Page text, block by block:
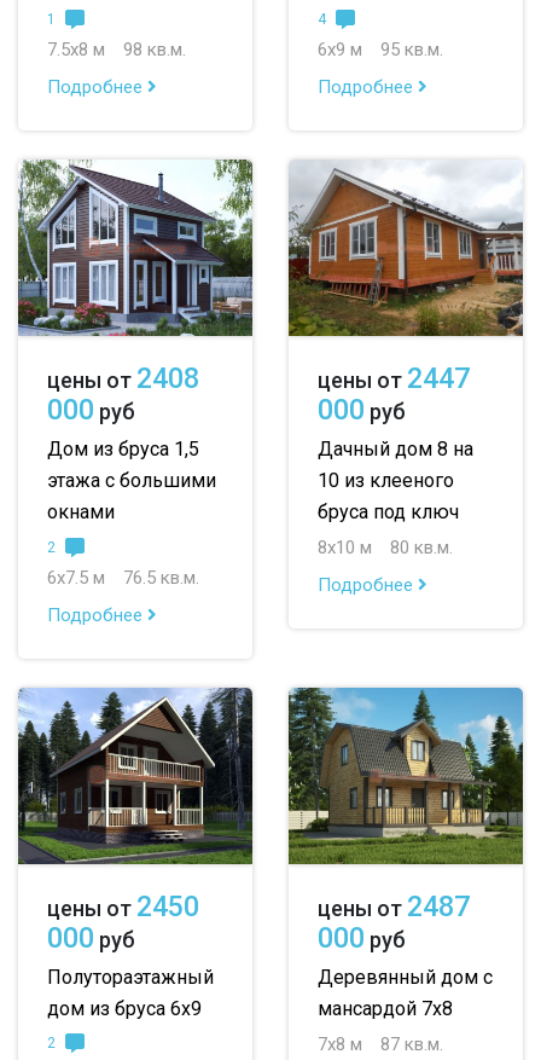
1
7.5х8 м
98 кв.м.
Подробнее
4
6х9 м
95 кв.м.
Подробнее
цены от 2408
000 руб
Дом из бруса 1,5
этажа с большими
окнами
2
6х7.5 м
76.5 кв.м.
Подробнее
цены от 2447
000 руб
Дачный дом 8 на
10 из клееного
бруса под ключ
8х10 м
80 кв.м.
Подробнее
цены от 2450
000 руб
Полутораэтажный
дом из бруса 6х9
2
цены от 2487
000 руб
Деревянный дом с
мансардой 7х8
7х8 м 87 кв.м.